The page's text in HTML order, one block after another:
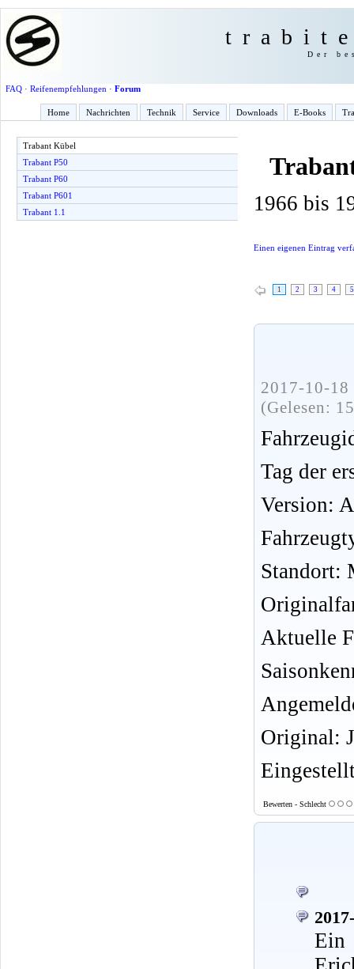
Der
FAQ· Reifenempfehlungen · Forum
Home Nachrichten Technik Service Downloads E-Books
Trabant Kübel
Trabant P50
Trabant P60
Trabant P601
Trabant 1.1
1966 bis
Einen eigenen Eintrag
1 2 3 4 5
2017-10-
(Gelesen:
Tag der
Version:
Standort:
Aktuelle
Original:
Bewerten - Schlecht
Ein